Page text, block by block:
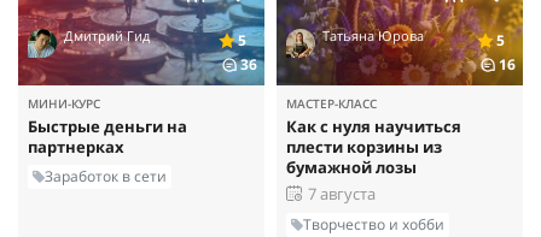
Дмитрий Гид
5
36
МИНИ-КУРС
Быстрые деньги на
партнерках
Заработок в сети
Татьяна Юрова
5
16
МАСТЕР-КЛАСС
Как с нуля научиться
плести корзины из
бумажной лозы
7 августа
Творчество и хобби